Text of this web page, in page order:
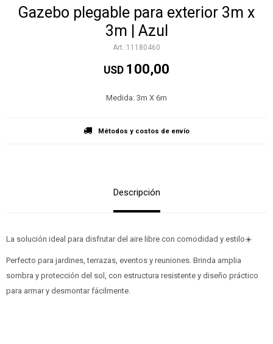
Gazebo plegable para exterior 3m x
3m | Azul
11180460
USD 100,00
Medida: 3m X 6m
Métodos y costos de envío
Descripción
La solución ideal para disfrutar del aire libre con comodidad y estilo☀️
Perfecto para jardines, terrazas, eventos y reuniones. Brinda amplia
sombra y protección del sol, con estructura resistente y diseño práctico
para armar y desmontar fácilmente.